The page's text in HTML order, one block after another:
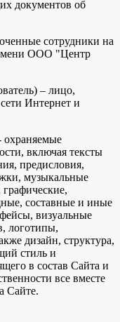
документов об
сотрудники на
ООО "Центр
– лицо,
Интернет и
охраняемые
включая тексты
предисловия,
музыкальные
графические,
составные и иные
визуальные
логотипы,
дизайн, структура,
стиль и
в состав Сайта и
все вместе
Сайте.